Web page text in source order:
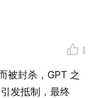
1
被封杀，GPT 之
发抵制，最终